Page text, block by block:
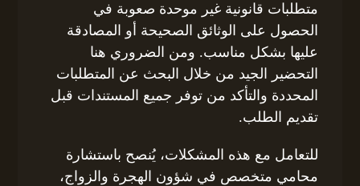
متطلبات قانونية غير موحدة صعوبة في
الحصول على الوثائق الصحيحة أو المصادقة
عليها بشكل مناسب. ومن الضروري هنا
التحضير الجيد من خلال البحث عن المتطلبات
المحددة والتأكد من توفر جميع المستندات قبل
تقديم الطلب.
للتعامل مع هذه المشكلات، يُنصح باستشارة
محامي متخصص في شؤون الهجرة والزواج،